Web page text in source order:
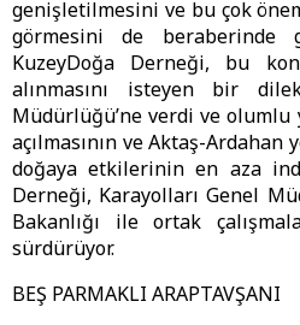
genişletilmesini ve bu çok
görmesini de beraberinde
KuzeyDoğa Derneği, bu
alınmasını isteyen bir
Müdürlüğü’ne verdi ve olumlu
açılmasının ve Aktaş-
doğaya etkilerinin en aza
Derneği, Karayolları Genel
Bakanlığı ile ortak
sürdürüyor.
BEŞ PARMAKLI ARAPTAVŞANI